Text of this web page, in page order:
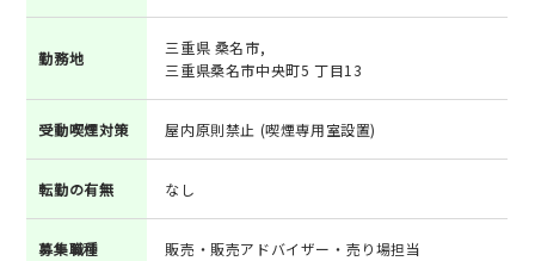
勤務地
三重県 桑名市,
三重県桑名市中央町5 丁目13
受動喫煙対策 屋内原則禁止 (喫煙専用室設置)
転勤の有無 なし
募集職種 販売・販売アドバイザー・売り場担当